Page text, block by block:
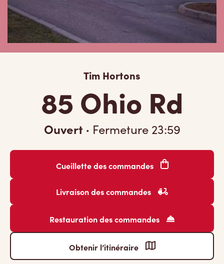
Tim Hortons
85 Ohio Rd
Ouvert · Fermeture 23:59
Cueillette des commandes
Livraison des commandes
Restauration des commandes
Obtenir l’itinéraire